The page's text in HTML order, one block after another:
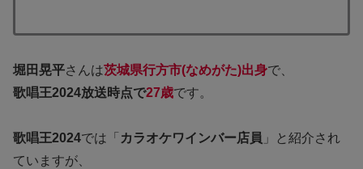
堀田晃平さんは茨城県行方市(なめがた)出身で、
歌唱王2024放送時点で27歳です。
歌唱王2024では「 カラオケワインバー店員 」と紹介され
ていますが、